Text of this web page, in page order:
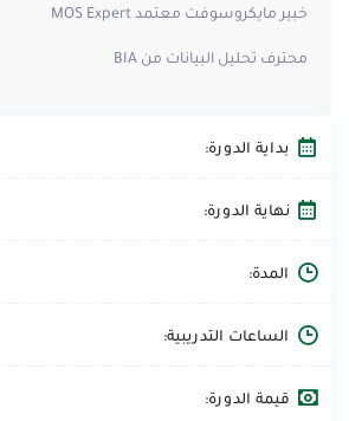
خبير مايكروسوفت معتمد MOS Expert
محترف تحليل البيانات من BIA
بداية الدورة:
نهاية الدورة:
المدة:
الساعات التدريبية:
قيمة الدورة: